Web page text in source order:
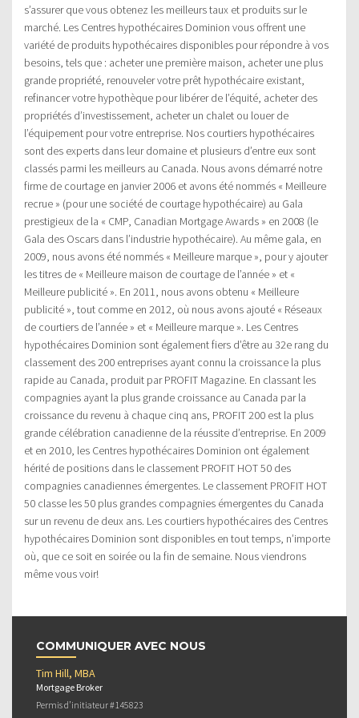
s’assurer que vous obtenez les meilleurs taux et produits sur le
marché. Les Centres hypothécaires Dominion vous offrent une
variété de produits hypothécaires disponibles pour répondre à vos
besoins, tels que : acheter une première maison, acheter une plus
grande propriété, renouveler votre prêt hypothécaire existant,
refinancer votre hypothèque pour libérer de l’équité, acheter des
propriétés d’investissement, acheter un chalet ou louer de
l’équipement pour votre entreprise. Nos courtiers hypothécaires
sont des experts dans leur domaine et plusieurs d’entre eux sont
classés parmi les meilleurs au Canada. Nous avons démarré notre
firme de courtage en janvier 2006 et avons été nommés « Meilleure
recrue » (pour une société de courtage hypothécaire) au Gala
prestigieux de la « CMP, Canadian Mortgage Awards » en 2008 (le
Gala des Oscars dans l’industrie hypothécaire). Au même gala, en
2009, nous avons été nommés « Meilleure marque », pour y ajouter
les titres de « Meilleure maison de courtage de l’année » et «
Meilleure publicité ». En 2011, nous avons obtenu « Meilleure
publicité », tout comme en 2012, où nous avons ajouté « Réseaux
de courtiers de l’année » et « Meilleure marque ». Les Centres
hypothécaires Dominion sont également fiers d’être au 32e rang du
classement des 200 entreprises ayant connu la croissance la plus
rapide au Canada, produit par PROFIT Magazine. En classant les
compagnies ayant la plus grande croissance au Canada par la
croissance du revenu à chaque cinq ans, PROFIT 200 est la plus
grande célébration canadienne de la réussite d’entreprise. En 2009
et en 2010, les Centres hypothécaires Dominion ont également
hérité de positions dans le classement PROFIT HOT 50 des
compagnies canadiennes émergentes. Le classement PROFIT HOT
50 classe les 50 plus grandes compagnies émergentes du Canada
sur un revenu de deux ans. Les courtiers hypothécaires des Centres
hypothécaires Dominion sont disponibles en tout temps, n’importe
où, que ce soit en soirée ou la fin de semaine. Nous viendrons
même vous voir!
COMMUNIQUER AVEC NOUS
Tim Hill, MBA
Mortgage Broker
Permis d’initiateur #145823